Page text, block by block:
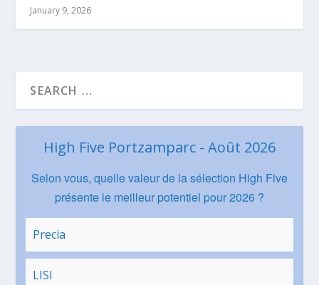
January 9, 2026
High Five Portzamparc - Août 2026
Selon vous, quelle valeur de la sélection High Five
présente le meilleur potentiel pour 2026 ?
Precia
LISI